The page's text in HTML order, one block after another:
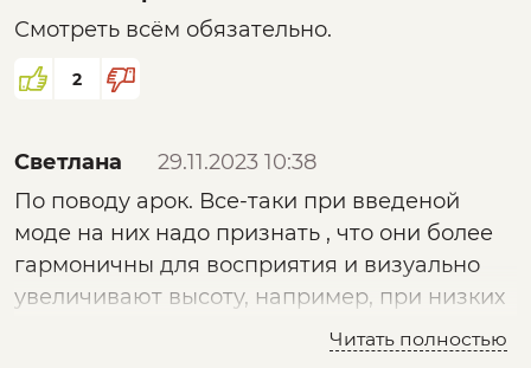
противостоять воздействию вируса. В
случае низведения мышления
человека до уровня зомбированного
спровоцировать управляемое
поведение "человека-робота",
например на приобретение товара,
расстрел одноклассников или на
самоликвидацию. Опыты академика
круга в овал, подтвердили реальность
Смотреть всём обязательно.
2
Светлана
29.11.2023 10:38
По поводу арок. Все-таки при введеной
моде на них надо признать , что они более
гармоничны для восприятия и визуально
увеличивают высоту, например, при низких
потолках. Т .е. нельзя не признатьЧитать полностью